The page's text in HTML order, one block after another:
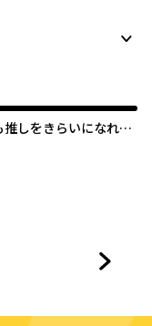
推しをきらいになれな